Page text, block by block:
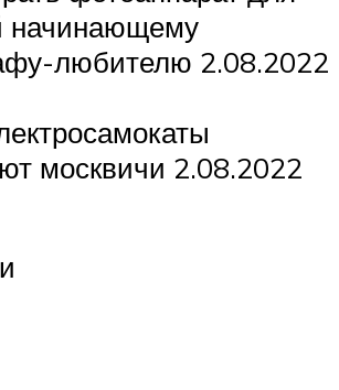
начинающему
любителю 2.08.2022
москвичи 2.08.2022